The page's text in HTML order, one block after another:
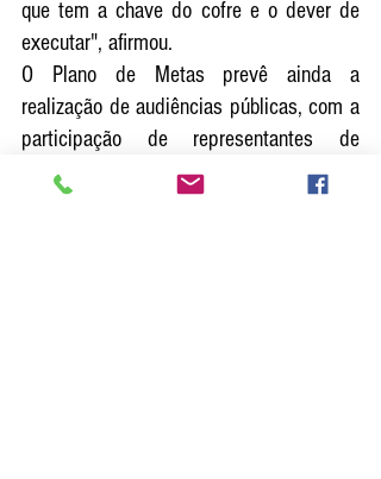
que tem a chave do cofre e o dever de
executar", afirmou.
O Plano de Metas prevê ainda a
realização de audiências públicas, com a
participação de representantes de
diversos segmentos da comunidade,
para análise e discussões sobre o teor